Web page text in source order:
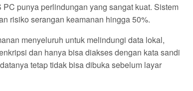
punya perlindungan yang sangat kuat. Sistem
risiko serangan keamanan hingga 50%.
menyeluruh untuk melindungi data lokal,
dan hanya bisa diakses dengan kata sandi
tetap tidak bisa dibuka sebelum layar